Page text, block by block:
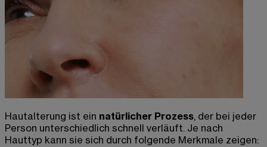
Hautalterung ist ein natürlicher Prozess, der bei jeder
Person unterschiedlich schnell verläuft. Je nach
Hauttyp kann sie sich durch folgende Merkmale zeigen: